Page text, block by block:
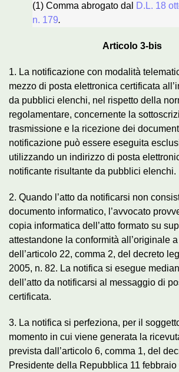
(1) Comma abrogato dal
D.L. 18
n. 179.
Articolo 3-bis
1. La notificazione con modalità
mezzo di posta elettronica certificata
da pubblici elenchi, nel rispetto della
regolamentare, concernente la
trasmissione e la ricezione dei
notificazione può essere eseguita
utilizzando un indirizzo di posta
notificante risultante da pubblici elenchi.
2. Quando l’atto da notificarsi non
documento informatico, l’avvocato
copia informatica dell’atto formato su
attestandone la conformità all’originale
dell’articolo 22, comma 2, del decreto
2005, n. 82. La notifica si esegue
dell’atto da notificarsi al messaggio di
certificata.
3. La notifica si perfeziona, per il
momento in cui viene generata la
prevista dall’articolo 6, comma 1, del
Presidente della Repubblica 11 febbraio